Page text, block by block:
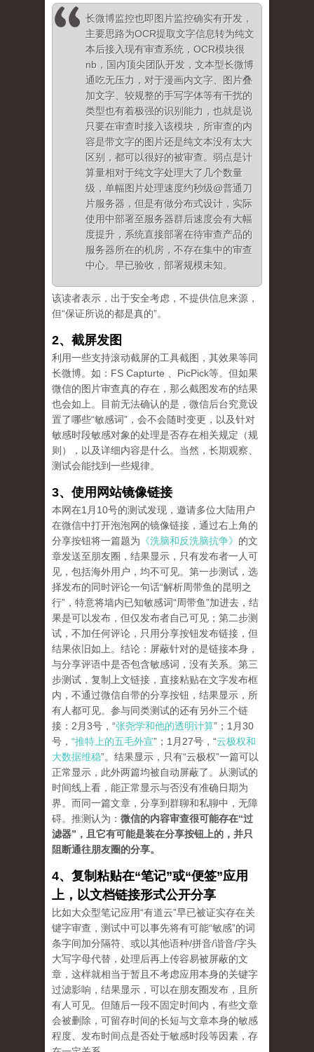
长微博监控也即图片监控确实有开发，
主要思路为OCR提取文字信息转为纯文
本后接入现有审查系统，OCR模块很
nb，国内顶尖团队开发，文本型长微博
通吃无压力，对于漫画内文字、图片叠
加文字、较规整的手写字体等有干扰的
类型也有着极强的识别能力，也就是说
只要在审查时接入该模块，所审查的内
容是带文字的图片还是纯文本没有太大
区别，都可以很好的被审查。弱点是计
算量相对于纯文字处理大了几个数量
级，单幅图片处理速度约秒级@普通刀
片服务器，但是有做分布式设计，实际
使用中部署至服务器群后速度会有大幅
度提升，系统直接部署在待审查产品的
服务器所在的机房，不存在集中的审查
中心。早已验收，部署规模未知。
该读者表示，出于安全考虑，不提供信息来源，
但“保证所说的都是真的”。
2、截屏发图
利用一些支持滚动截屏的工具截图，其效果等同
长微博。如：FS Capturte 、PicPick等。但如果
微信的图片审查真的存在，那么截图发布的结果
也会如上。目前无法确认的是，微信后台究竟设
置了哪些“敏感词”，会不会随时变更，以及针对
敏感时段敏感对象的处理是否存在相关规定（规
则），以及详细内容是什么。当然，长期观察、
测试会能找到一些规律。
3、使用网站镜像链接
本网在1月10号的测试发现，邀请多位大陆用户
在微信中打开泡泡网的镜像链接，通过右上角的
分享按钮将一篇题为 《洗脑和反洗脑抗争》 的文
章发送至朋友圈，结果显示，只有发布者一人可
见，包括海外用户，均不可见。第一步测试，选
择发布的同时评论一句话“解析周带鱼的昆明之
行”，特意将墙内已知敏感词“周带鱼”加进去，结
果是可以发布，但仅发布者自己可见；第二步测
试，不加任何评论，只用分享按钮发布链接，但
结果依旧如上。结论：屏蔽针对的是链接本身，
与分享评语中是否包含敏感词，没有关系。第三
步测试，复制上文链接，直接粘贴在文字发布框
内，不通过微信自带的分享按钮，结果显示，所
有人都可见。参与同类测试的还有另外三个链
接：2月3号，“张尧学和他的透明计算”；1月30
号， “推特上的五毛外宣”；1月27号，“云极权和
大数据维稳”。结果显示，只有“云极权”一篇可以
正常显示，此外两篇均被自动屏蔽了。从测试的
时间线上看，能正常显示与否没有准确日期为
界。而同一篇文章，分享到群聊和私聊中，无障
碍。推测认为： 微信的内容审查很可能存在“过
滤器”，且它有可能是装在分享按钮上的，并只
阻断通往朋友圈的分享。
4、复制粘贴在“笔记”或“便签”应用
上，以文档链接形式公开分享
比如大众型笔记应用“有道云”早已被证实存在关
键字审查，测试中可以事先将有可能“敏感”的词
条字间加分隔符、或以其他语种/拼音/谐音/字头
大写字母代替，处理后再上传容易被屏蔽的文
章，这样就相当于暂且不考虑应用本身的关键字
过滤影响，结果显示，可以在朋友圈发布，且所
有人可见。但随后一段不固定时间内，有些文章
会被删除，可留存时间的长短与文章本身的敏感
程度、发布时间点是否处于敏感时段等因素，存